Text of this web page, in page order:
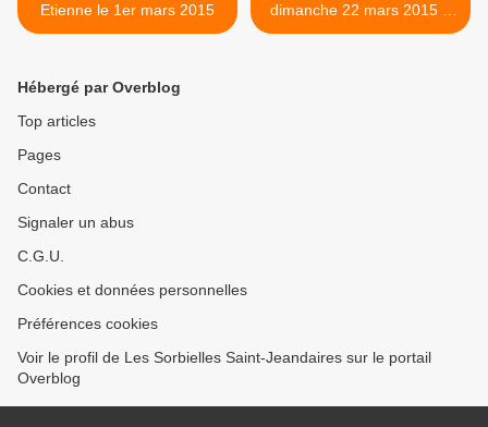
Etienne le 1er mars 2015
dimanche 22 mars 2015 à
Sorbiers >
Hébergé par Overblog
Top articles
Pages
Contact
Signaler un abus
C.G.U.
Cookies et données personnelles
Préférences cookies
Voir le profil de Les Sorbielles Saint-Jeandaires sur le portail
Overblog